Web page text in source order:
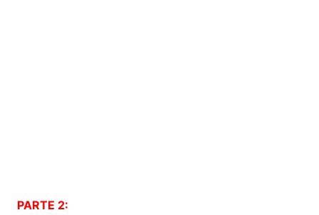
PARTE 2: